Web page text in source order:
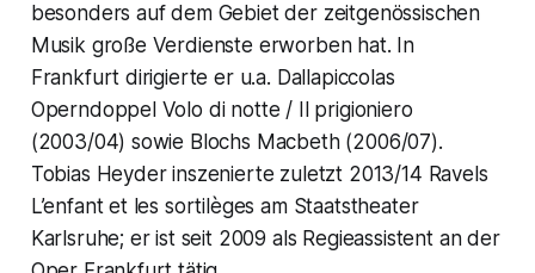
besonders auf dem Gebiet der zeitgenössischen
Musik große Verdienste erworben hat. In
Frankfurt dirigierte er u.a. Dallapiccolas
Operndoppel Volo di notte / Il prigioniero
(2003/04) sowie Blochs Macbeth (2006/07).
Tobias Heyder inszenierte zuletzt 2013/14 Ravels
L’enfant et les sortilèges am Staatstheater
Karlsruhe; er ist seit 2009 als Regieassistent an der